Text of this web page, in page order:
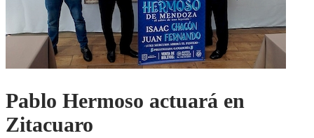
Pablo Hermoso actuará en
Zitacuaro